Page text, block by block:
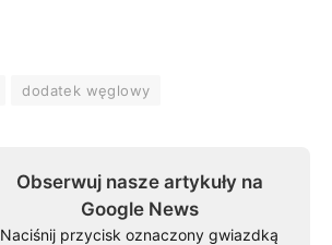
dodatek węglowy
Obserwuj nasze artykuły na
Google News
Naciśnij przycisk oznaczony gwiazdką